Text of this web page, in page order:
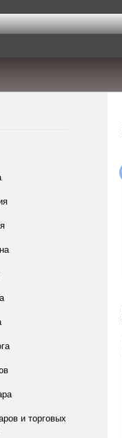
и торговых